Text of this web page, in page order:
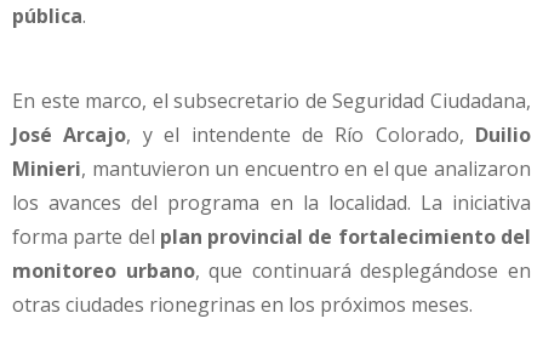
pública.
En este marco, el subsecretario de Seguridad Ciudadana,
José Arcajo, y el intendente de Río Colorado, Duilio
Minieri, mantuvieron un encuentro en el que analizaron
los avances del programa en la localidad. La iniciativa
forma parte del plan provincial de fortalecimiento del
monitoreo urbano, que continuará desplegándose en
otras ciudades rionegrinas en los próximos meses.